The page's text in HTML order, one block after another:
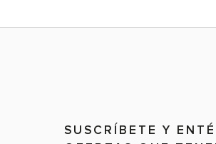
SUSCRÍBETE Y